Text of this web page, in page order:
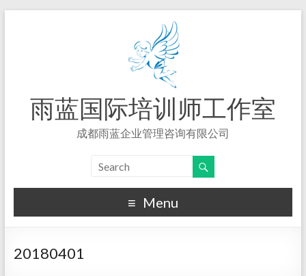
雨蓝国际培训师工作室
成都雨蓝企业管理咨询有限公司
Menu
20180401